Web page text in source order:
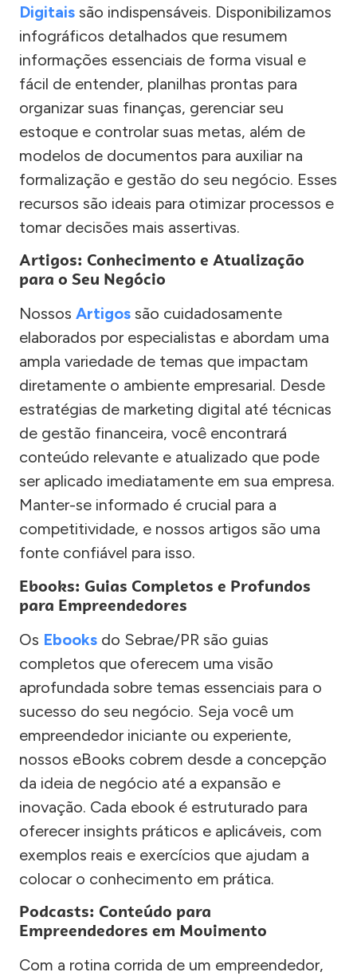
Digitais são indispensáveis. Disponibilizamos
infográficos detalhados que resumem
informações essenciais de forma visual e
fácil de entender, planilhas prontas para
organizar suas finanças, gerenciar seu
estoque e controlar suas metas, além de
modelos de documentos para auxiliar na
formalização e gestão do seu negócio. Esses
recursos são ideais para otimizar processos e
tomar decisões mais assertivas.
Artigos: Conhecimento e Atualização
para o Seu Negócio
Nossos Artigos são cuidadosamente
elaborados por especialistas e abordam uma
ampla variedade de temas que impactam
diretamente o ambiente empresarial. Desde
estratégias de marketing digital até técnicas
de gestão financeira, você encontrará
conteúdo relevante e atualizado que pode
ser aplicado imediatamente em sua empresa.
Manter-se informado é crucial para a
competitividade, e nossos artigos são uma
fonte confiável para isso.
Ebooks: Guias Completos e Profundos
para Empreendedores
Os Ebooks do Sebrae/PR são guias
completos que oferecem uma visão
aprofundada sobre temas essenciais para o
sucesso do seu negócio. Seja você um
empreendedor iniciante ou experiente,
nossos eBooks cobrem desde a concepção
da ideia de negócio até a expansão e
inovação. Cada ebook é estruturado para
oferecer insights práticos e aplicáveis, com
exemplos reais e exercícios que ajudam a
colocar o conhecimento em prática.
Podcasts: Conteúdo para
Empreendedores em Movimento
Com a rotina corrida de um empreendedor,